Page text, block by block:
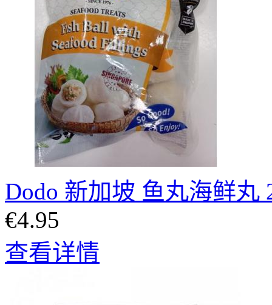
Dodo 新加坡 鱼丸海鲜丸
€4.95
查看详情